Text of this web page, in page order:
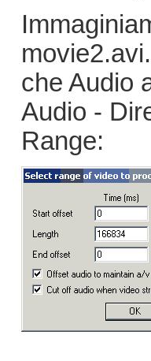
che Audio
Audio -
Range: